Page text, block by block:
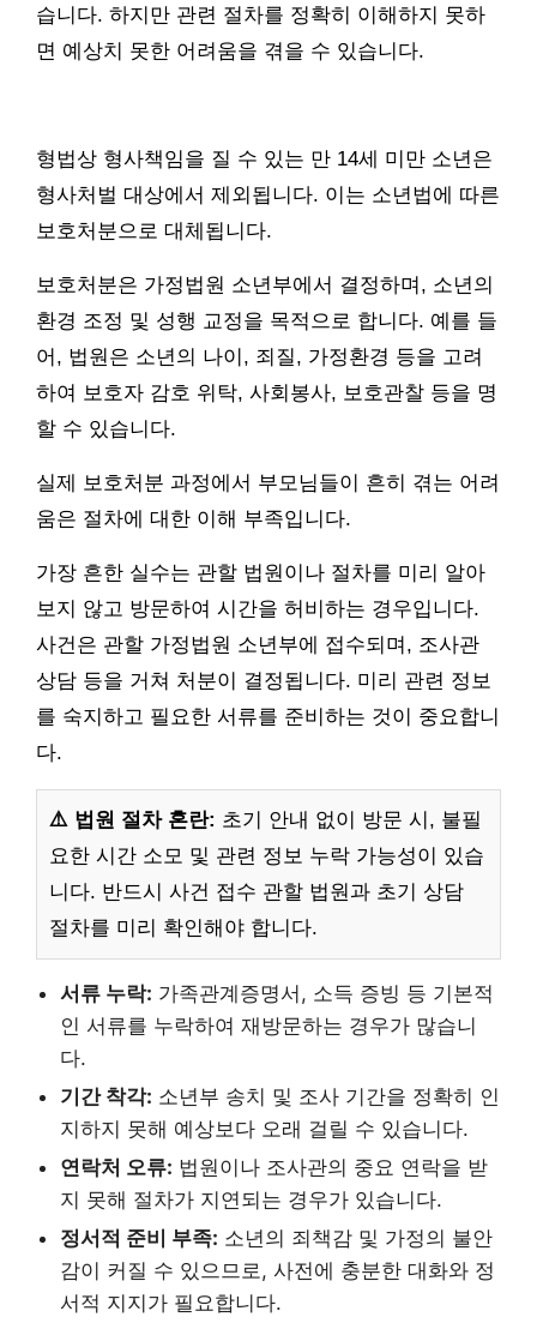
습니다. 하지만 관련 절차를 정확히 이해하지 못하
면 예상치 못한 어려움을 겪을 수 있습니다.
형법상 형사책임을 질 수 있는 만 14세 미만 소년은
형사처벌 대상에서 제외됩니다. 이는 소년법에 따른
보호처분으로 대체됩니다.
보호처분은 가정법원 소년부에서 결정하며, 소년의
환경 조정 및 성행 교정을 목적으로 합니다. 예를 들
어, 법원은 소년의 나이, 죄질, 가정환경 등을 고려
하여 보호자 감호 위탁, 사회봉사, 보호관찰 등을 명
할 수 있습니다.
실제 보호처분 과정에서 부모님들이 흔히 겪는 어려
움은 절차에 대한 이해 부족입니다.
가장 흔한 실수는 관할 법원이나 절차를 미리 알아
보지 않고 방문하여 시간을 허비하는 경우입니다.
사건은 관할 가정법원 소년부에 접수되며, 조사관
상담 등을 거쳐 처분이 결정됩니다. 미리 관련 정보
를 숙지하고 필요한 서류를 준비하는 것이 중요합니
다.
⚠️ 법원 절차 혼란: 초기 안내 없이 방문 시, 불필
요한 시간 소모 및 관련 정보 누락 가능성이 있습
니다. 반드시 사건 접수 관할 법원과 초기 상담
절차를 미리 확인해야 합니다.
서류 누락: 가족관계증명서, 소득 증빙 등 기본적
인 서류를 누락하여 재방문하는 경우가 많습니
다.
기간 착각: 소년부 송치 및 조사 기간을 정확히 인
지하지 못해 예상보다 오래 걸릴 수 있습니다.
연락처 오류: 법원이나 조사관의 중요 연락을 받
지 못해 절차가 지연되는 경우가 있습니다.
정서적 준비 부족: 소년의 죄책감 및 가정의 불안
감이 커질 수 있으므로, 사전에 충분한 대화와 정
서적 지지가 필요합니다.